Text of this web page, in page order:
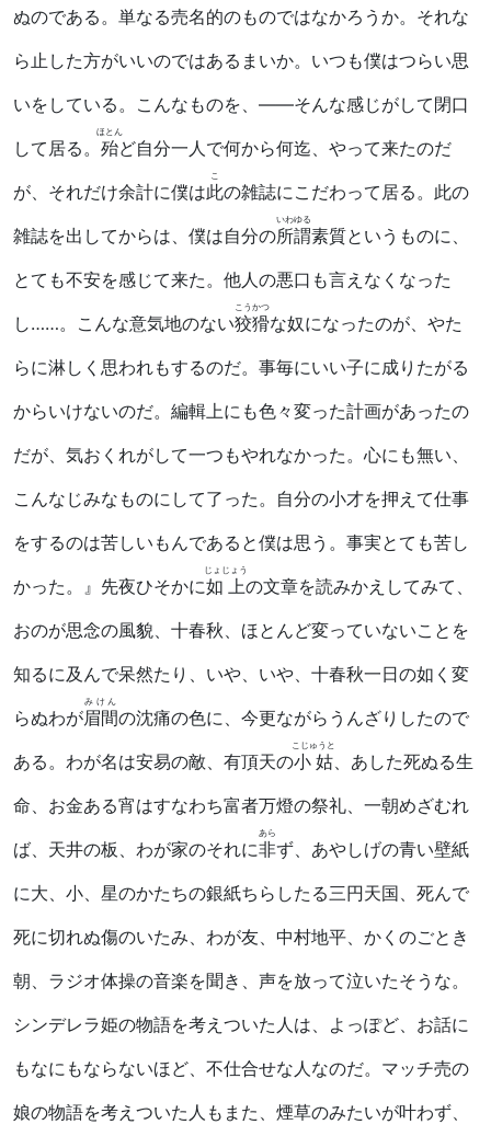
ぬのである。単なる売名的のものではなかろうか。それな
ら止した方がいいのではあるまいか。いつも僕はつらい思
いをしている。こんなものを、――そんな感じがして閉口
して居る。 殆
ほとん
ど自分一人で何から何迄、やって来たのだ
が、それだけ余計に僕は此
こ
の雑誌にこだわって居る。此の
雑誌を出してからは、僕は自分の所謂
いわゆる
素質というものに、
とても不安を感じて来た。他人の悪口も言えなくなった
し……。こんな意気地のない狡猾
こうかつ
な奴になったのが、やた
らに淋しく思われもするのだ。事毎にいい子に成りたがる
からいけないのだ。編輯上にも色々変った計画があったの
だが、気おくれがして一つもやれなかった。心にも無い、
こんなじみなものにして了った。自分の小才を押えて仕事
をするのは苦しいもんであると僕は思う。事実とても苦し
かった。』先夜ひそかに如上
じょじょう
の文章を読みかえしてみて、
おのが思念の風貌、十春秋、ほとんど変っていないことを
知るに及んで呆然たり、いや、いや、十春秋一日の如く変
らぬわが眉間
みけん
の沈痛の色に、今更ながらうんざりしたので
ある。わが名は安易の敵、有頂天の小姑
こじゅうと
、あした死ぬる生
命、お金ある宵はすなわち富者万燈の祭礼、一朝めざむれ
ば、天井の板、わが家のそれに非
あら
ず、あやしげの青い壁紙
に大、小、星のかたちの銀紙ちらしたる三円天国、死んで
死に切れぬ傷のいたみ、わが友、中村地平、かくのごとき
朝、ラジオ体操の音楽を聞き、声を放って泣いたそうな。
シンデレラ姫の物語を考えついた人は、よっぽど、お話に
もなにもならないほど、不仕合せな人なのだ。マッチ売の
娘の物語を考えついた人もまた、煙草のみたいが叶わず、